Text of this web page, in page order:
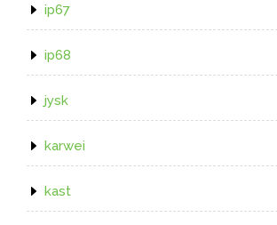
ip67
ip68
jysk
karwei
kast